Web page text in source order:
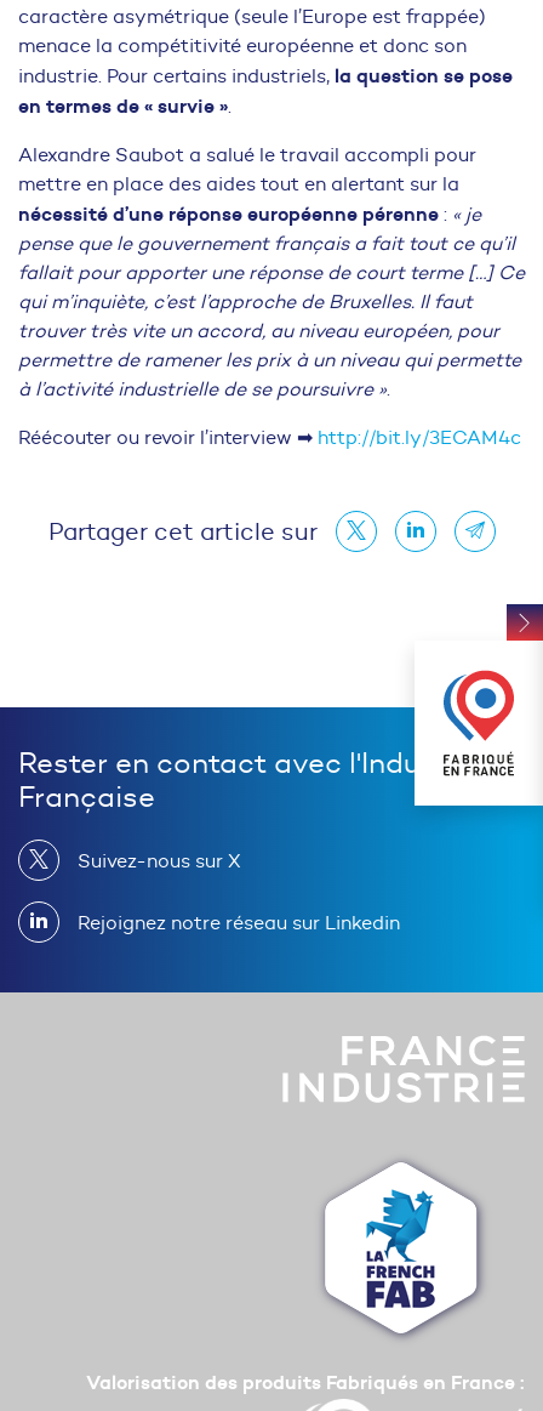
caractère asymétrique (seule l’Europe est frappée)
menace la compétitivité européenne et donc son
industrie. Pour certains industriels, la question se pose
en termes de « survie »
Alexandre Saubot a salué le travail accompli pour
mettre en place des aides tout en alertant sur la
nécessité d’une réponse européenne pérenne : « je
pense que le gouvernement français a fait tout ce qu’il
fallait pour apporter une réponse de court terme […] Ce
qui m’inquiète, c’est l’approche de Bruxelles. Il faut
trouver très vite un accord, au niveau européen, pour
permettre de ramener les prix à un niveau qui permette
à l’activité industrielle de se poursuivre »
Réécouter ou revoir l’interview ➡ http://bit.ly/3ECAM4c
Partager cet article sur
Rester en contact avec l'Industrie
Française
Suivez-nous sur X
Rejoignez notre réseau sur Linkedin
Valorisation des produits Fabriqués en France :